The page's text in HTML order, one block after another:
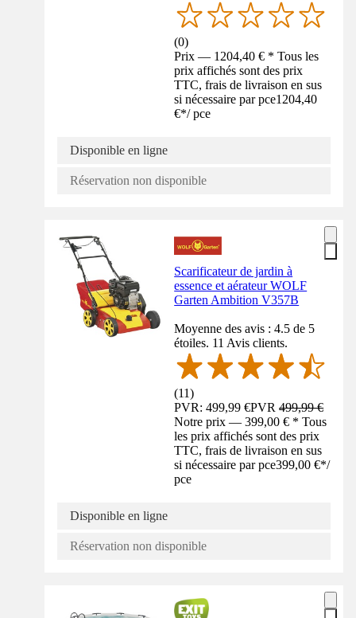
(0)
Prix — 1204,40 € * Tous les
prix affichés sont des prix
TTC, frais de livraison en sus
si nécessaire par pce1204,40
€*/ pce
Disponible en ligne
Réservation non disponible
Scarificateur de jardin à
essence et aérateur WOLF
Garten Ambition V357B
Moyenne des avis : 4.5 de 5
étoiles. 11 Avis clients.
(11)
PVR: 499,99 €PVR499,99 €
Notre prix — 399,00 € * Tous
les prix affichés sont des prix
TTC, frais de livraison en sus
si nécessaire par pce399,00 €*/
pce
Disponible en ligne
Réservation non disponible